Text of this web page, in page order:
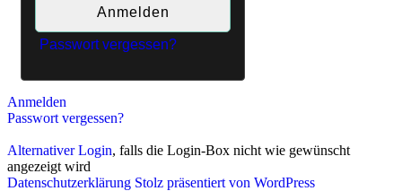
Passwort vergessen?
Anmelden
Passwort vergessen?
Alternativer Login, falls die Login-Box nicht wie gewünscht
angezeigt wird
Datenschutzerklärung Stolz präsentiert von WordPress